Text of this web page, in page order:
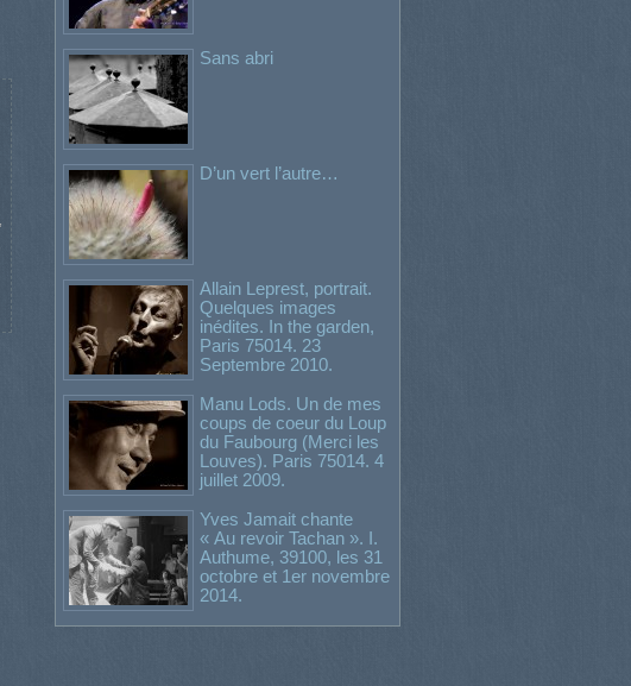
Sans abri
D’un vert l’autre…
Allain Leprest, portrait.
Quelques images
inédites. In the garden,
Paris 75014. 23
Septembre 2010.
Manu Lods. Un de mes
coups de coeur du Loup
du Faubourg (Merci les
Louves). Paris 75014. 4
juillet 2009.
Yves Jamait chante
« Au revoir Tachan ». I.
Authume, 39100, les 31
octobre et 1er novembre
2014.